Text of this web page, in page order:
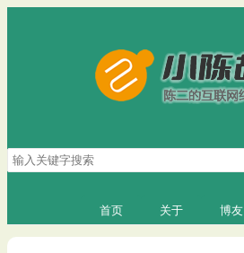
搜
索
字
首页 关于 博友